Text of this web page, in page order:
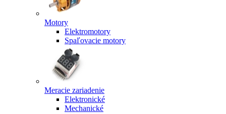
Motory
Elektromotory
Spaľovacie motory
Meracie zariadenie
Elektronické
Mechanické